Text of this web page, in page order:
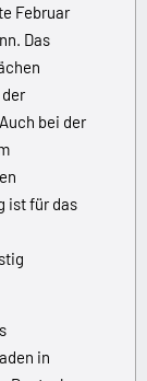
Februar
Das
bei der
ist für das
in